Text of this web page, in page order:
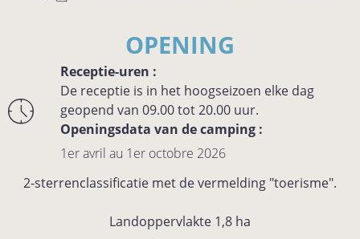
OPENING
Receptie-uren :
De receptie is in het hoogseizoen elke dag
geopend van 09.00 tot 20.00 uur.
Openingsdata van de camping :
1er avril au 1er octobre 2026
2-sterrenclassificatie met de vermelding "toerisme".
Landoppervlakte 1,8 ha